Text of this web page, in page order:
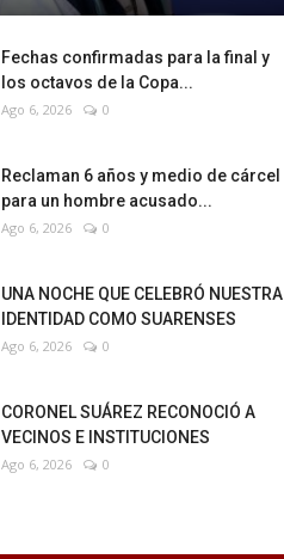
Fechas confirmadas para la final y
los octavos de la Copa...
Ago 6, 2026 0
Reclaman 6 años y medio de cárcel
para un hombre acusado...
Ago 6, 2026 0
UNA NOCHE QUE CELEBRÓ NUESTRA
IDENTIDAD COMO SUARENSES
Ago 6, 2026 0
CORONEL SUÁREZ RECONOCIÓ A
VECINOS E INSTITUCIONES
Ago 6, 2026 0